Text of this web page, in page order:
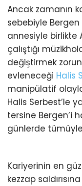
Ancak zamanın
sebebiyle
annesiyle birlikte
çalıştığı
değiştirmek
evleneceği Halis
manipülatif
Halis Serbest’le
tersine Bergen’i
günlerde tümüyle
Kariyerinin en
kezzap